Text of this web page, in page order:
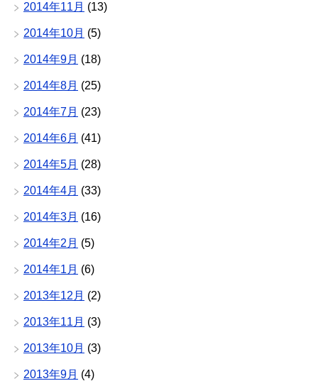
2014年11月 (13)
2014年10月 (5)
2014年9月 (18)
2014年8月 (25)
2014年7月 (23)
2014年6月 (41)
2014年5月 (28)
2014年4月 (33)
2014年3月 (16)
2014年2月 (5)
2014年1月 (6)
2013年12月 (2)
2013年11月 (3)
2013年10月 (3)
2013年9月 (4)